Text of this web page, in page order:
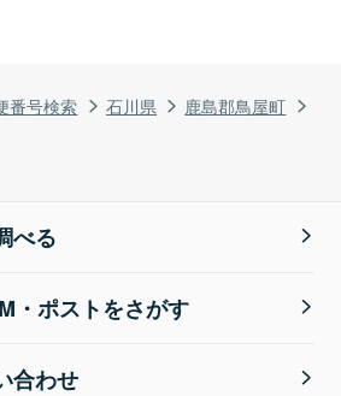
番号検索 石川県
鹿島郡鳥屋町
べる
・ポストをさがす
合わせ